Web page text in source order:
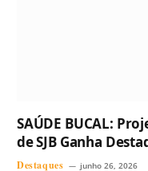
SAÚDE BUCAL:
de SJB Ganha
Destaques junho 26, 2026